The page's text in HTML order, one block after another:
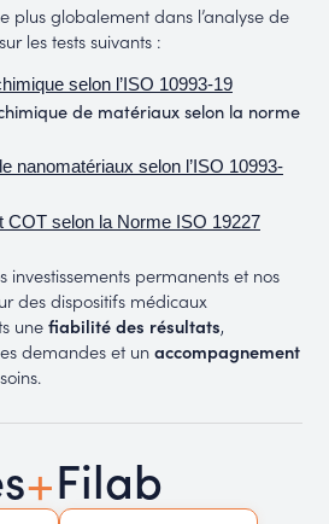
plus globalement dans l’analyse de
les tests suivants :
selon l’ISO 10993-19
de matériaux selon la norme
nanomatériaux selon l’ISO 10993-
COT selon la Norme ISO 19227
investissements permanents et nos
des dispositifs médicaux
unefiabilité des résultats,
demandes et unaccompagnement
+Filab